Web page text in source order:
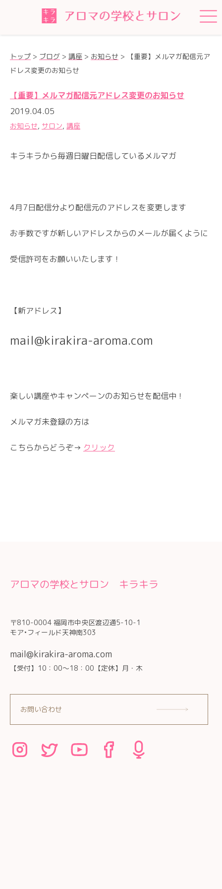
トップ > ブログ > 講座 > お知らせ >
【重要】メルマガ配信元ア
ドレス変更のお知らせ
【重要】メルマガ配信元アドレス変更のお知らせ
2019.04.05
お知らせ, サロン, 講座
キラキラから毎週日曜日配信しているメルマガ
4月7日配信分より配信元のアドレスを変更します
お手数ですが新しいアドレスからのメールが届くように
受信許可をお願いいたします！
【新アドレス】
mail@kirakira-aroma.com
楽しい講座やキャンペーンのお知らせを配信中！
メルマガ未登録の方は
こちらからどうぞ→ クリック
アロマの学校とサロン キラキラ
〒810-0004 福岡市中央区渡辺通5-10-1
モア•フィールド天神南303
mail@kirakira-aroma.com
【受付】10：00～18：00【定休】月・木
お問い合わせ